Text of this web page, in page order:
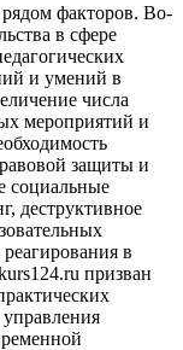
рядом факторов. Во-
в сфере
и умений в
числа
мероприятий и
защиты и
социальные
деструктивное
в
призван